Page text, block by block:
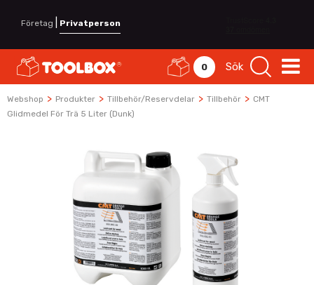
Företag Privatperson
0 Sök
Webshop > Produkter > Tillbehör/Reservdelar > Tillbehör > CMT
Glidmedel För Trä 5 Liter (dunk)